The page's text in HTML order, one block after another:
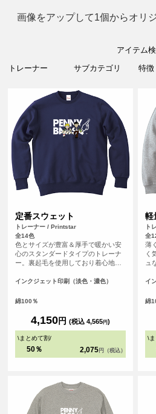
画像をアップして1個からオリ
アイテム
定番スウェット
トレーナー / Printstar
全14色
色とサイズが豊富＆厚手で暖かい安
心のスタンダードタイプのトレーナ
ー。裏起毛を使用しており着心地も
うに作られています。秋冬のイベン
インクジェット印刷（淡色・濃色）
綿100％
4,150円 (税込 4,565円)
\まとめて割/
50％ 2,075 円（税込）
軽
ト
全
薄
く
ュ
ク
イ
綿
\